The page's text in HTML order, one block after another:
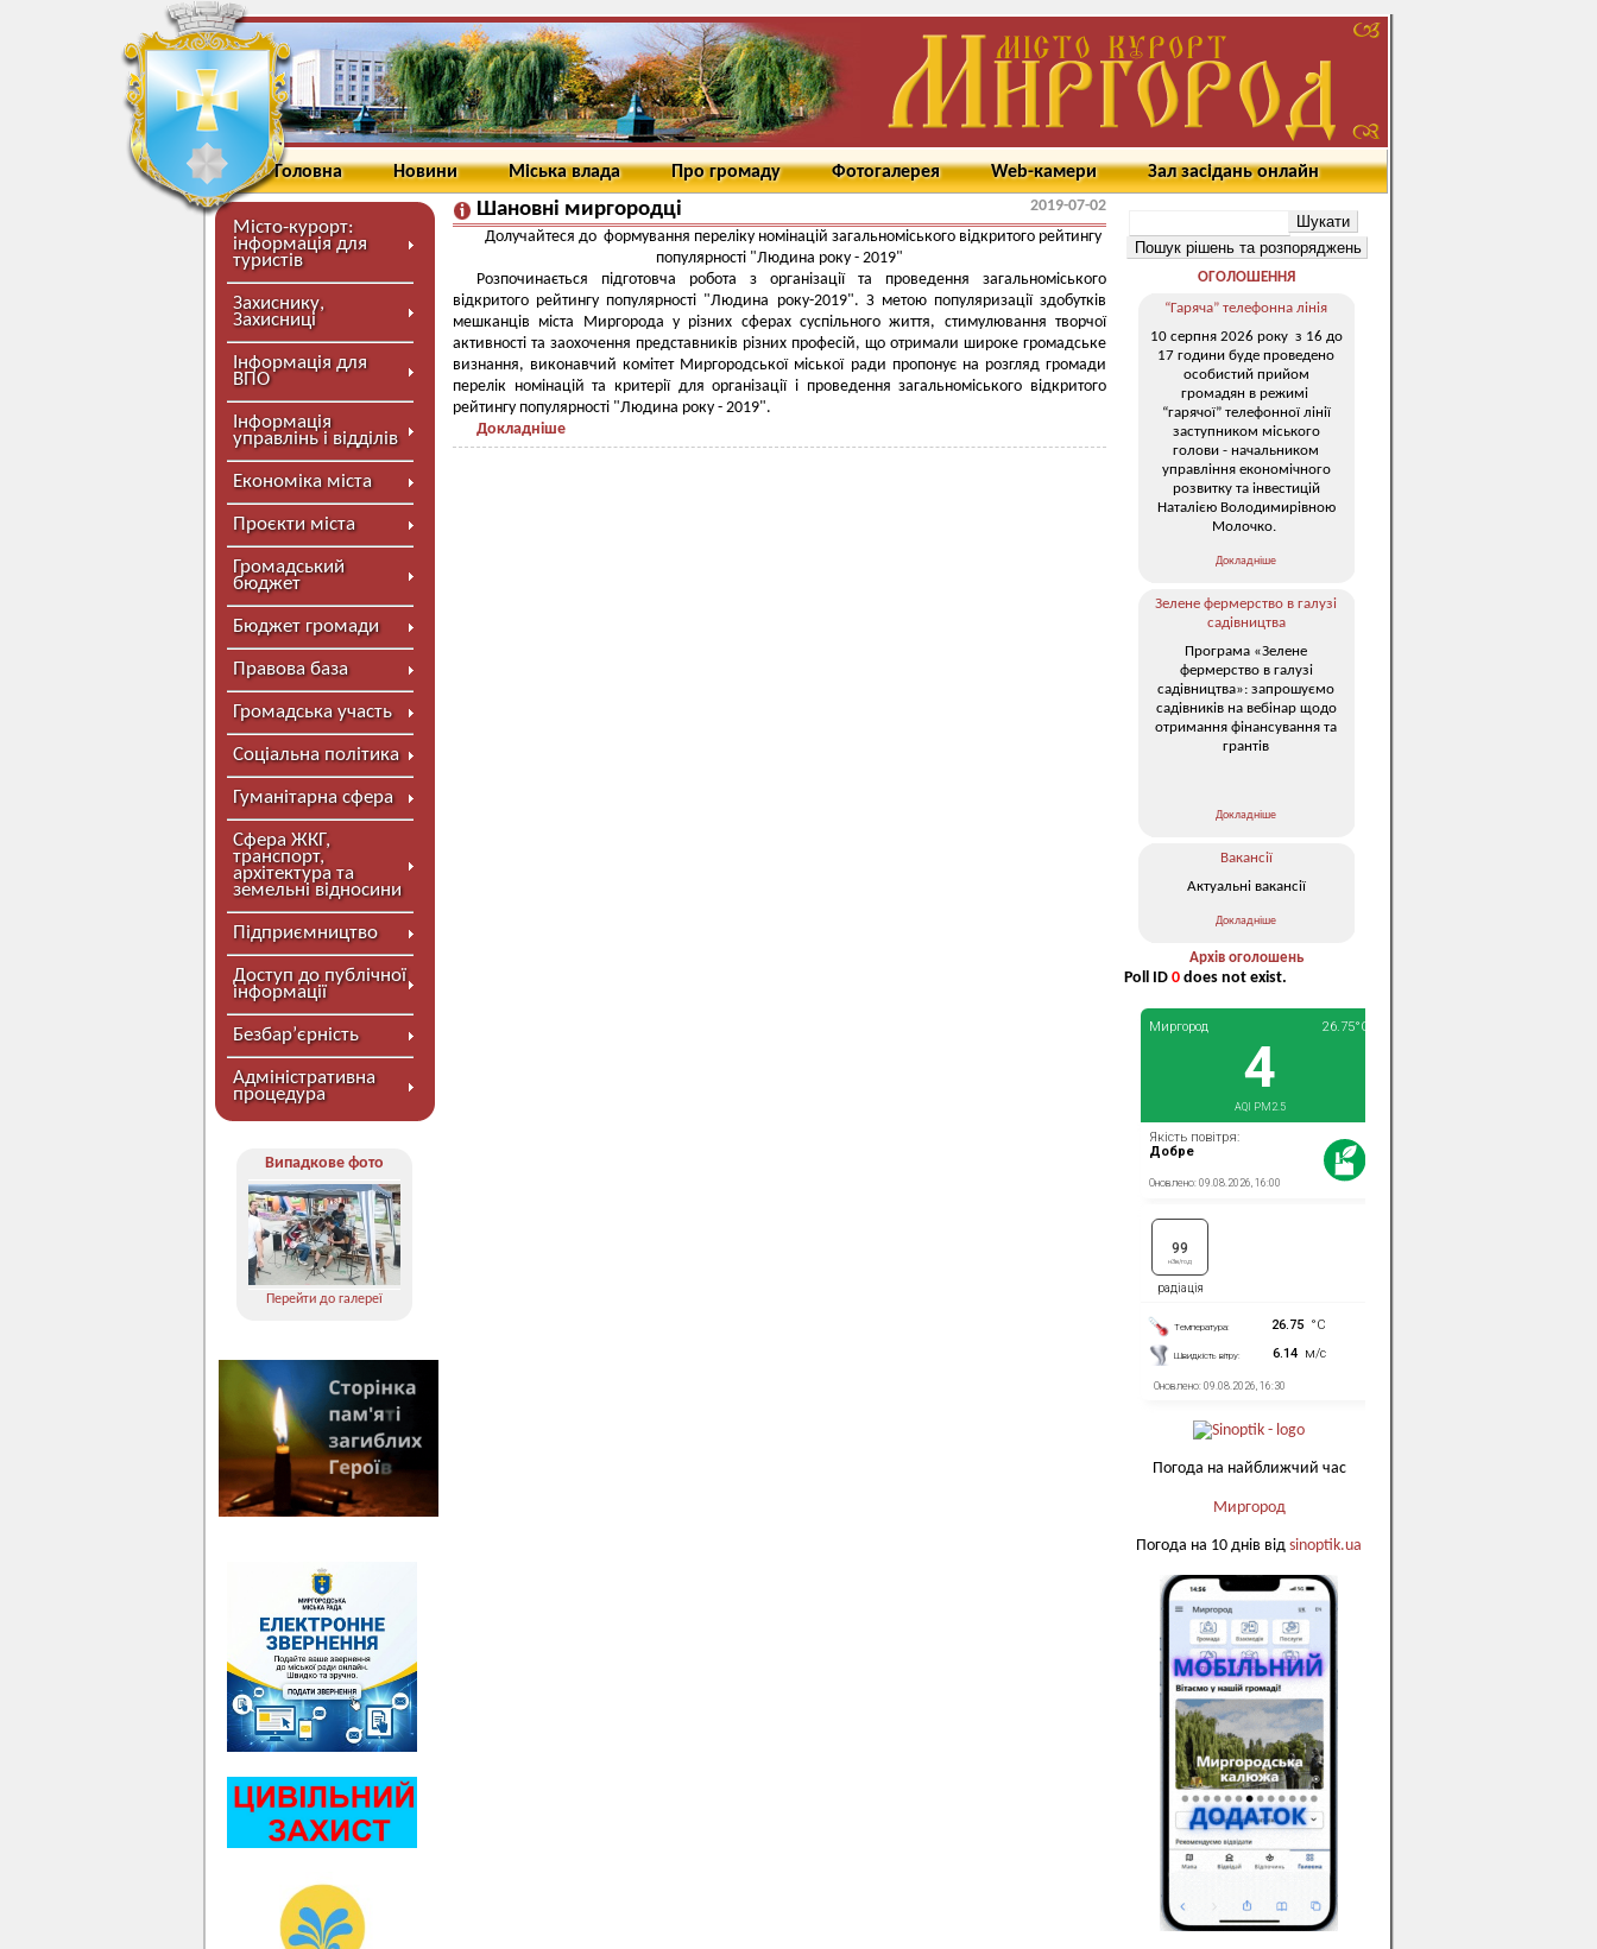
Головна Новини Міська влада Про громаду Фотогалерея Web-камери Зал засідань онлайн
Місто-курорт:
інформація для
туристів
Захиснику,
Захисниці
Інформація для
ВПО
Інформація
управлінь і відділів
Економіка міста
Проєкти міста
Громадський
бюджет
Бюджет громади
Правова база
Громадська участь
Соціальна політика
Гуманітарна сфера
Сфера ЖКГ,
транспорт,
архітектура та
земельні відносини
Підприємництво
Доступ до публічної
інформації
Безбар’єрність
Адміністративна
процедура
Випадкове фото
Перейти до галереї
Шановні миргородці
2019-07-02
Долучайтеся до формування переліку номінацій загальноміського відкритого рейтингу
популярності "Людина року - 2019"
Розпочинається підготовча робота з організації та проведення загальноміського
відкритого рейтингу популярності "Людина року-2019". З метою популяризації здобутків
мешканців міста Миргорода у різних сферах суспільного життя, стимулювання творчої
активності та заохочення представників різних професій, що отримали широке громадське
визнання, виконавчий комітет Миргородської міської ради пропонує на розгляд громади
перелік номінацій та критерії для організації і проведення загальноміського відкритого
рейтингу популярності "Людина року - 2019".
Докладніше
ОГОЛОШЕННЯ
“Гаряча” телефонна лінія
10 серпня 2026 року з 16 до
17 години буде проведено
особистий прийом
громадян в режимі
“гарячої” телефонної лінії
заступником міського
голови - начальником
управління економічного
розвитку та інвестицій
Наталією Володимирівною
Молочко.
Докладніше
Зелене фермерство в галузі
садівництва
Програма «Зелене
фермерство в галузі
садівництва»: запрошуємо
садівників на вебінар щодо
отримання фінансування та
грантів
Докладніше
Вакансії
Актуальні вакансії
Докладніше
Архів оголошень
Poll ID 0 does not exist.
Погода на найближчий час
Миргород
Погода на 10 днів від sinoptik.ua